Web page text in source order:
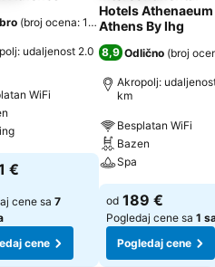
(broj ocena: 12.063)
udaljenost 2.0
WiFi
€
cene sa 7
cene
Hotels Athenaeum
Athens By Ihg
8,9 Odlično (broj
Akropolj:
km
Besplatan WiFi
Bazen
Spa
od 189 €
Pogledaj cene sa 1
Pogledaj cene